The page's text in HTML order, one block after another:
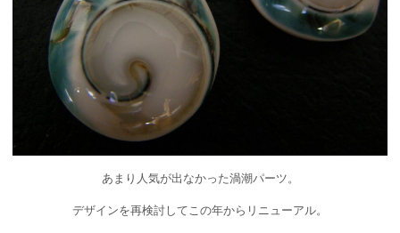
あまり人気が出なかった渦潮パーツ。
デザインを再検討してこの年からリニューアル。